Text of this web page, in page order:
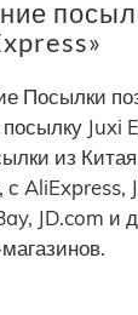
Посылки
Juxi
из Китая,
с AliExpress,
JD.com и